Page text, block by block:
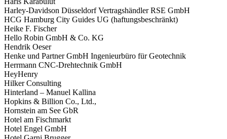
Harley-Davidson Düsseldorf Vertragshändler RSE GmbH
HCG Hamburg City Guides UG (haftungsbeschränkt)
Heike F. Fischer
Hello Robin GmbH & Co. KG
Hendrik Oeser
Henke und Partner GmbH Ingenieurbüro für Geotechnik
Herrmann CNC-Drehtechnik GmbH
HeyHenry
Hilker Consulting
Hinterland – Manuel Kallina
Hopkins & Billion Co., Ltd.,
Hornstein am See GbR
Hotel am Fischmarkt
Hotel Engel GmbH